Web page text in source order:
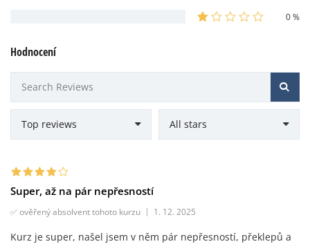
0 %
Hodnocení
Super, až na pár nepřesností
✅ ověřený absolvent tohoto kurzu 1. 12. 2025
Kurz je super, našel jsem v něm pár nepřesností, překlepů a